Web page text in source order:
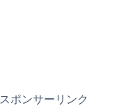
スポンサーリンク